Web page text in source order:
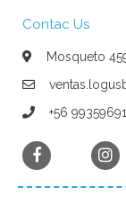
Contac Us
Mosqueto
+56